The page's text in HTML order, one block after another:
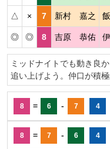
△ × 7 新村 嘉之
◎ ◎ 8 吉原 恭佑
ミッドナイトでも動き良
追い上げよう。仲口が積
8 = 6 - 7 4
8 = 7 - 6 4